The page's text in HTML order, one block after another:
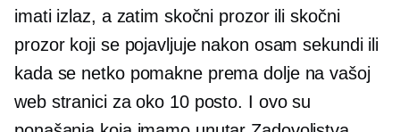
imati izlaz, a zatim skočni prozor ili skočni
prozor koji se pojavljuje nakon osam sekundi ili
kada se netko pomakne prema dolje na vašoj
web stranici za oko 10 posto. I ovo su